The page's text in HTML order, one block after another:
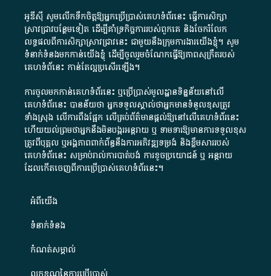
អូឌីស៊ី សូមលើកទឹកចិត្តឱ្យអ្នកប្រើប្រាស់គេហទំព័រនេះ ធ្វើការសិក្សា
ស្រាវជ្រាវបន្ថែមទៀត ដើម្បីគាំទ្រកិច្ចការ​របស់ពួកគេ និងចែករំលែក
លទ្ធផលពីការសិក្សាស្រាវជ្រាវនេះ ជាមួយនឹងក្រុមការងារយើងខ្ញុំ។ សូម
ទំនាក់ទំនងមកកាន់យើងខ្ញុំ ដើម្បីចូលរួមចំណែកធ្វើឱ្យភាពសុក្រឹតរបស់
គេហទំព័នេះ កាន់តែល្អប្រសើរឡើង។
ការចូលមកកាន់គេហទំព័រនេះ ឬប្រើប្រាស់មូលដ្ឋានទិន្នន័យនៅលើ
គេហទំព័រនេះ បានន័យថា អ្នកទទួលស្គាល់ថាអ្នកមានទំនួលខុសត្រូវ
ទាំងស្រុង លើការពឹងផ្អែក លើគ្រប់ព័ត៌មានផ្តល់ឱ្យនៅលើគេហទំព័រនេះ
ហើយយល់ព្រមថាអ្នកនឹងមិនបង្ករអន្តរាយ ឬ ទាមទារ​ឱ្យមានការទទួលខុស​
ត្រូវពីបុគ្គល ឬអង្គភាពពាក់ព័ន្ធនឹងការអភិវឌ្ឍទម្រង់ និងខ្លឹមសាររបស់
គេហទំព័រនេះ សម្រាប់រាល់ការបាត់បង់ ការខូចប្រយោជន៍ ឬ អន្តរាយ
ដែលកើតចេញពីការប្រើប្រាស់គេហទំព័រនេះ។
អំពី​យើង​
ទំនាក់ទំនង
កំណត់សម្គាល់